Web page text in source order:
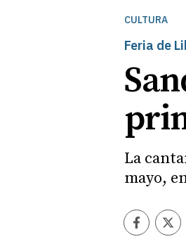
CULTURA
Feria de
La
mayo,